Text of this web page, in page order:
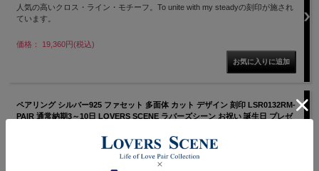
人気の高いクロス・ライン・モチーフ。To unite with my steadyの刻印が施され
ています。
価格： 19,360円(税込)
ペアリング シルバー925 ファセット 多面体 カット デザイン 刻印 LSR0132RM-
PAIR 通常納期3～10日 LOVERS SCENE ラバーズシーン お祝い 誕生日 プレゼ
宝石のようにキラキラと放つ眩い光は、まるで二人の愛の輝きのよう。 存在感
のあるエッジィなデザインでありながら、太めのアームで指にフィット。いつで
も着けていたいリングです。